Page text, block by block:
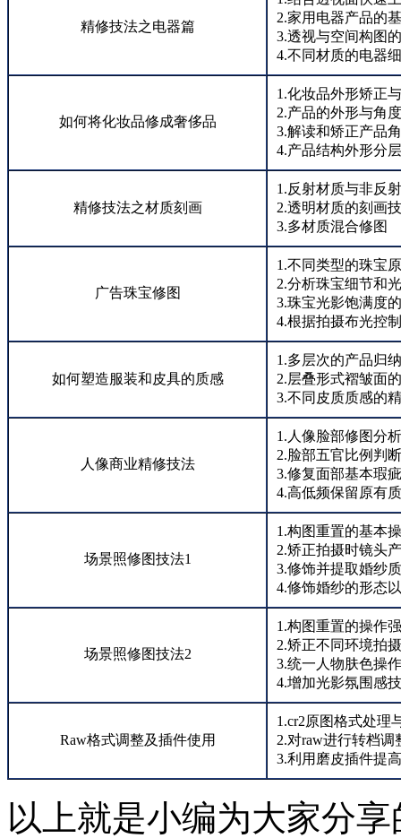
精修技法之电器篇
2.家用电器产品的
3.透视与空间构图
4.不同材质的电器
如何将化妆品修成奢侈品
1.化妆品外形矫正
2.产品的外形与角
3.解读和矫正产品
4.产品结构外形分
精修技法之材质刻画
1.反射材质与非反
2.透明材质的刻画
3.多材质混合修图
广告珠宝修图
1.不同类型的珠宝
2.分析珠宝细节和
3.珠宝光影饱满度
4.根据拍摄布光控
如何塑造服装和皮具的质感
1.多层次的产品归
2.层叠形式褶皱面
3.不同皮质质感的
人像商业精修技法
1.人像脸部修图分析
2.脸部五官比例判
3.修复面部基本瑕疵
4.高低频保留原有
场景照修图技法1
1.构图重置的基本
2.矫正拍摄时镜头
3.修饰并提取婚纱
4.修饰婚纱的形态
场景照修图技法2
1.构图重置的操作
2.矫正不同环境拍
3.统一人物肤色操
4.增加光影氛围感
Raw格式调整及插件使用
1.cr2原图格式处理
2.对raw进行转档调
3.利用磨皮插件提
以上就是小编为大家分